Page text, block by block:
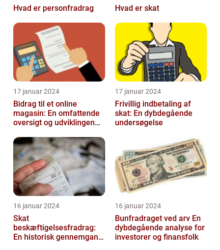
Hvad er personfradrag Hvad er skat
17 januar 2024
Bidrag til et online
magasin: En omfattende
oversigt og udviklingen
17 januar 2024
Frivillig indbetaling af
skat: En dybdegående
undersøgelse
16 januar 2024
Skat
beskæftigelsesfradrag:
En historisk gennemgang
16 januar 2024
Bunfradraget ved arv En
dybdegående analyse for
investorer og finansfolk